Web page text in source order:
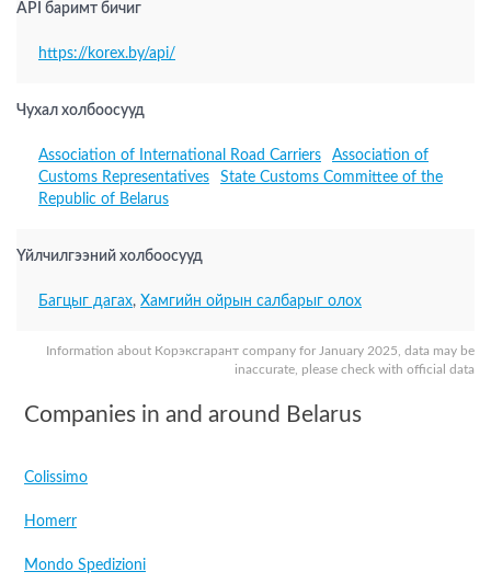
Information about Корэксгарант company for January 2025, data may be
inaccurate, please check with official data
API баримт бичиг
https://korex.by/api/
Чухал холбоосууд
Association of International Road Carriers
Association of
Customs Representatives
State Customs Committee of the
Republic of Belarus
Үйлчилгээний холбоосууд
Багцыг дагах, Хамгийн ойрын салбарыг олох
Companies in and around Belarus
Colissimo
Homerr
Mondo Spedizioni